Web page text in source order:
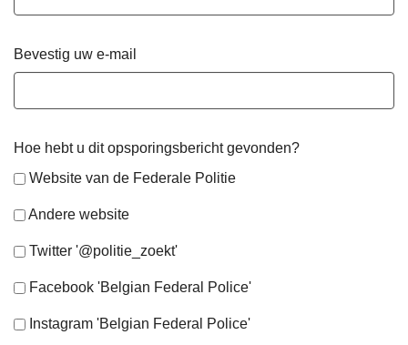
Bevestig uw e-mail
Hoe hebt u dit opsporingsbericht gevonden?
Website van de Federale Politie
Andere website
Twitter '@politie_zoekt'
Facebook 'Belgian Federal Police'
Instagram 'Belgian Federal Police'